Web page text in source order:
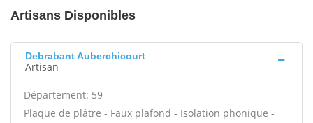
Artisans Disponibles
Debrabant Auberchicourt
Artisan
Département: 59
Plaque de plâtre - Faux plafond - Isolation phonique -